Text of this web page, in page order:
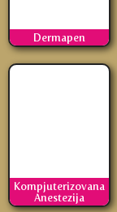
Dermapen
Kompjuterizovana
Anestezija